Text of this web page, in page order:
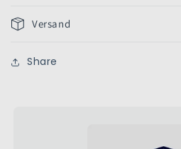
Versand
Share